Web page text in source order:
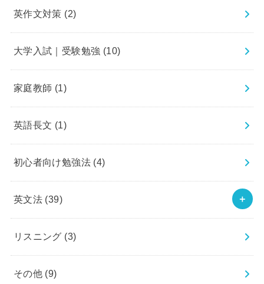
英作文対策 (2)
大学入試｜受験勉強 (10)
家庭教師 (1)
英語長文 (1)
初心者向け勉強法 (4)
英文法 (39)
リスニング (3)
その他 (9)